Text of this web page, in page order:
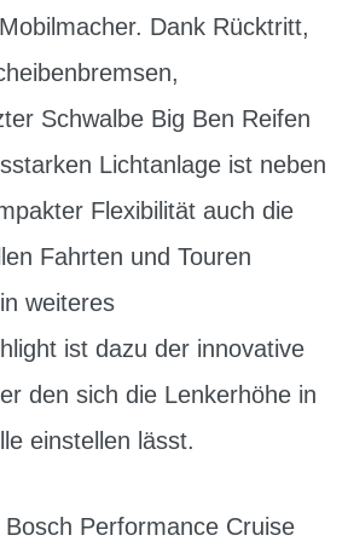
Dank Rücktritt,
Schwalbe Big Ben Reifen
Lichtanlage ist neben
Flexibilität auch die
Fahrten und Touren
weiteres
ist dazu der innovative
den sich die Lenkerhöhe in
einstellen lässt.
Bosch Performance Cruise